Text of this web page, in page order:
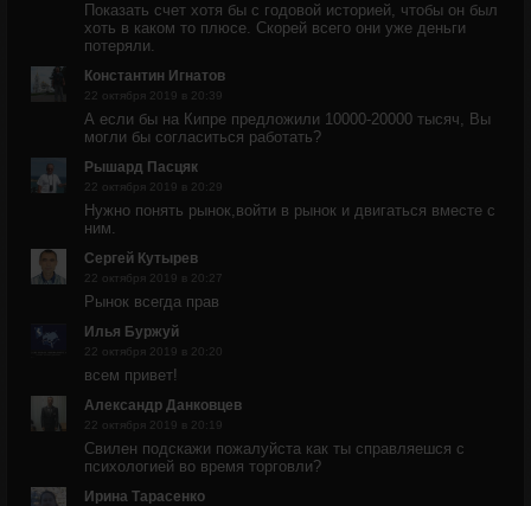
Показать счет хотя бы с годовой историей, чтобы он был
хоть в каком то плюсе. Скорей всего они уже деньги
потеряли.
Константин Игнатов
22 октября 2019 в 20:39
А если бы на Кипре предложили 10000-20000 тысяч, Вы
могли бы согласиться работать?
Рышард Пасцяк
22 октября 2019 в 20:29
Нужно понять рынок,войти в рынок и двигаться вместе с
ним.
Сергей Кутырев
22 октября 2019 в 20:27
Рынок всегда прав
Илья Буржуй
22 октября 2019 в 20:20
всем привет!
Александр Данковцев
22 октября 2019 в 20:19
Свилен подскажи пожалуйста как ты справляешся с
психологией во время торговли?
Ирина Тарасенко